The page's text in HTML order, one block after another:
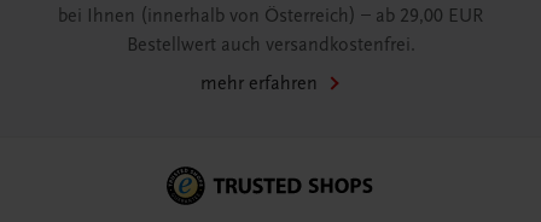
bei Ihnen (innerhalb von Österreich) – ab 29,00 EUR
Bestellwert auch versandkostenfrei.
mehr erfahren